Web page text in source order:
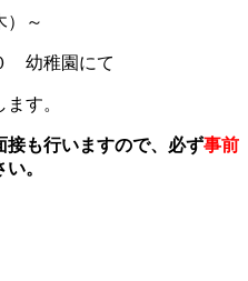
）～
幼稚園にて
す。
接も行いますので、必ず事前
。